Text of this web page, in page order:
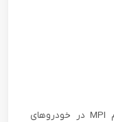
MPI در خودروهای